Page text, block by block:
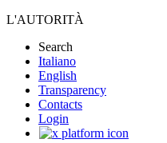
L'AUTORITÀ
Search
Italiano
English
Transparency
Contacts
Login